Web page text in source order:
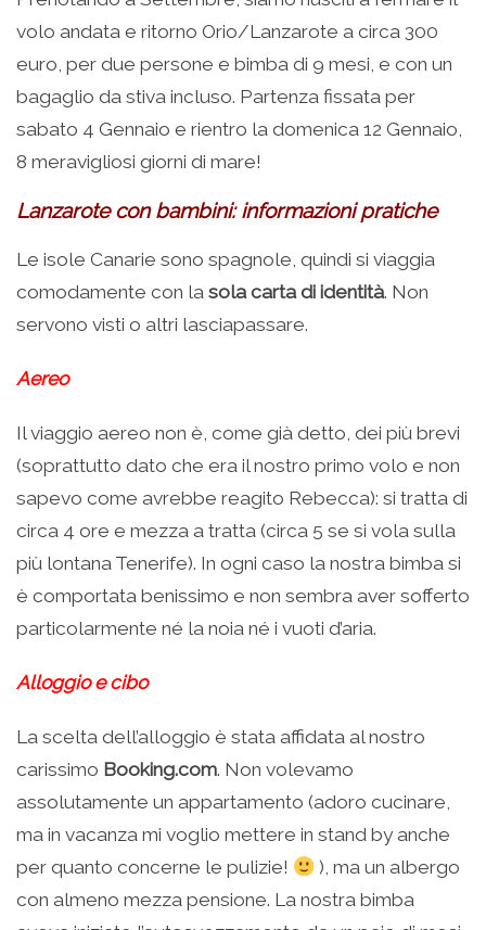
volo andata e ritorno Orio/Lanzarote a circa 300
euro, per due persone e bimba di 9 mesi, e con un
bagaglio da stiva incluso. Partenza fissata per
sabato 4 Gennaio e rientro la domenica 12 Gennaio,
8 meravigliosi giorni di mare!
Lanzarote con bambini: informazioni pratiche
Le isole Canarie sono spagnole, quindi si viaggia
comodamente con la sola carta di identità. Non
servono visti o altri lasciapassare.
Aereo
Il viaggio aereo non è, come già detto, dei più brevi
(soprattutto dato che era il nostro primo volo e non
sapevo come avrebbe reagito Rebecca): si tratta di
circa 4 ore e mezza a tratta (circa 5 se si vola sulla
più lontana Tenerife). In ogni caso la nostra bimba si
è comportata benissimo e non sembra aver sofferto
particolarmente né la noia né i vuoti d’aria.
Alloggio e cibo
La scelta dell’alloggio è stata affidata al nostro
carissimo Booking.com. Non volevamo
assolutamente un appartamento (adoro cucinare,
ma in vacanza mi voglio mettere in stand by anche
per quanto concerne le pulizie!
), ma un albergo
con almeno mezza pensione. La nostra bimba